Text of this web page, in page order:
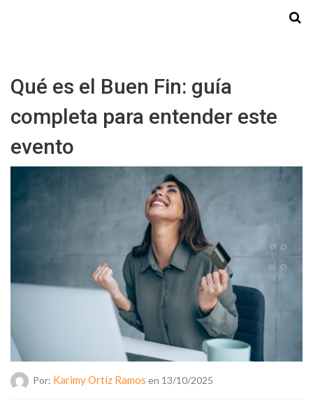
Qué es el Buen Fin: guía
completa para entender este
evento
Por: Karimy Ortíz Ramos en 13/10/2025